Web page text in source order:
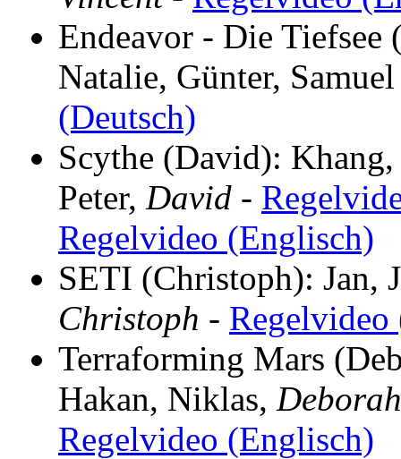
Endeavor - Die Tiefsee
Natalie, Günter,
(Deutsch)
Scythe (David):
Peter, David -
Regelvideo (Englisch)
SETI (Christoph): Jan,
Christoph -
Terraforming Mars
Hakan, Niklas, Deborah
Regelvideo (Englisch)